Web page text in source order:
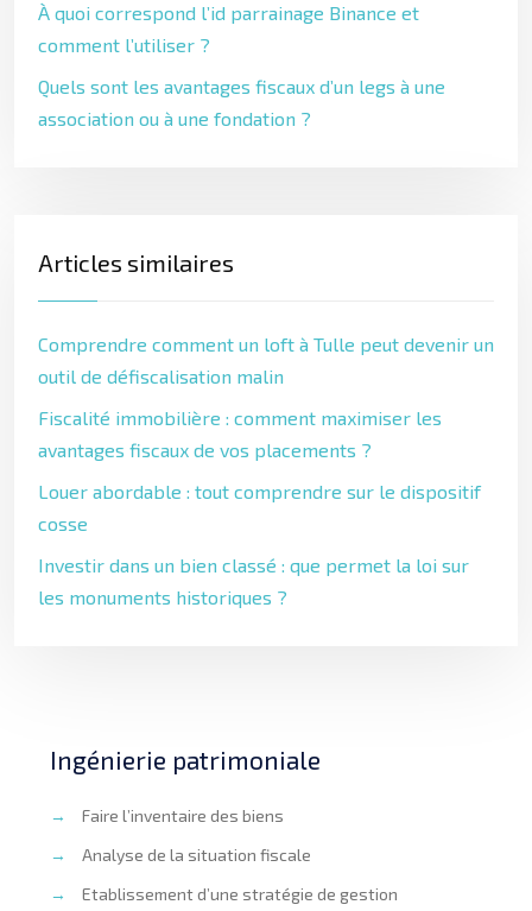
À quoi correspond l’id parrainage Binance et
comment l’utiliser ?
Quels sont les avantages fiscaux d’un legs à une
association ou à une fondation ?
Articles similaires
Comprendre comment un loft à Tulle peut devenir un
outil de défiscalisation malin
Fiscalité immobilière : comment maximiser les
avantages fiscaux de vos placements ?
Louer abordable : tout comprendre sur le dispositif
cosse
Investir dans un bien classé : que permet la loi sur
les monuments historiques ?
Ingénierie patrimoniale
→
Faire l’inventaire des biens
→
Analyse de la situation fiscale
→
Etablissement d’une stratégie de gestion